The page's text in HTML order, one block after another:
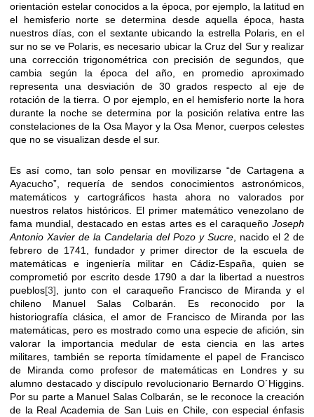
orientación estelar conocidos a la época, por ejemplo, la latitud en
el hemisferio norte se determina desde aquella época, hasta
nuestros días, con el sextante ubicando la estrella Polaris, en el
sur no se ve Polaris, es necesario ubicar la Cruz del Sur y realizar
una corrección trigonométrica con precisión de segundos, que
cambia según la época del año, en promedio aproximado
representa una desviación de 30 grados respecto al eje de
rotación de la tierra. O por ejemplo, en el hemisferio norte la hora
durante la noche se determina por la posición relativa entre las
constelaciones de la Osa Mayor y la Osa Menor, cuerpos celestes
que no se visualizan desde el sur.
Es así como, tan solo pensar en movilizarse “de Cartagena a
Ayacucho”, requería de sendos conocimientos astronómicos,
matemáticos y cartográficos hasta ahora no valorados por
nuestros relatos históricos. El primer matemático venezolano de
fama mundial, destacado en estas artes es el caraqueño Joseph
Antonio Xavier de la Candelaria del Pozo y Sucre, nacido el 2 de
febrero de 1741, fundador y primer director de la escuela de
matemáticas e ingeniería militar en Cádiz-España, quien se
comprometió por escrito desde 1790 a dar la libertad a nuestros
pueblos[3], junto con el caraqueño Francisco de Miranda y el
chileno Manuel Salas Colbarán. Es reconocido por la
historiografía clásica, el amor de Francisco de Miranda por las
matemáticas, pero es mostrado como una especie de afición, sin
valorar la importancia medular de esta ciencia en las artes
militares, también se reporta tímidamente el papel de Francisco
de Miranda como profesor de matemáticas en Londres y su
alumno destacado y discípulo revolucionario Bernardo O´Higgins.
Por su parte a Manuel Salas Colbarán, se le reconoce la creación
de la Real Academia de San Luis en Chile, con especial énfasis